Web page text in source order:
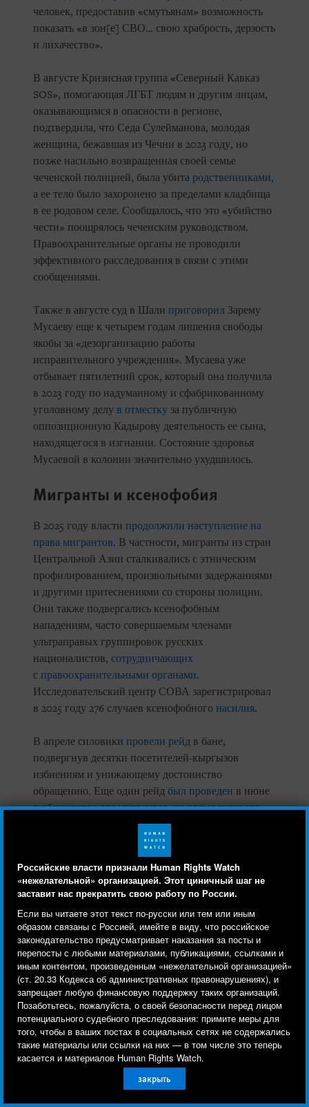
Российские власти признали Human Rights Watch
«нежелательной» организацией. Этот циничный шаг не
заставит нас прекратить свою работу по России.
Если вы читаете этот текст по-русски или тем или иным
образом связаны с Россией, имейте в виду, что российское
законодательство предусматривает наказания за посты и
перепосты с любыми материалами, публикациями, ссылками и
иным контентом, произведенным «нежелательной организацией»
(ст. 20.33 Кодекса об административных правонарушениях), и
запрещает любую финансовую поддержку таких организаций.
Позаботьтесь, пожалуйста, о своей безопасности перед лицом
потенциального судебного преследования: примите меры для
того, чтобы в ваших постах в социальных сетях не содержались
такие материалы или ссылки на них — в том числе это теперь
касается и материалов Human Rights Watch.
закрыть
человек, предоставив «смутьянам» возможность
показать «в зон[е] СВО… свою храбрость, дерзость
и лихачество».
В августе Кризисная группа «Северный Кавказ
SOS», помогающая ЛГБТ людям и другим лицам,
оказывающимся в опасности в регионе,
подтвердила, что Седа Сулейманова, молодая
женщина, бежавшая из Чечни в 2023 году, но
позже насильно возвращенная своей семье
чеченской полицией, была убита родственниками,
а ее тело было захоронено за пределами кладбища
в ее родовом селе. Сообщалось, что это «убийство
чести» поощрялось чеченским руководством.
Правоохранительные органы не проводили
эффективного расследования в связи с этими
сообщениями.
Также в августе суд в Шали приговорил Зарему
Мусаеву еще к четырем годам лишения свободы
якобы за «дезорганизацию работы
исправительного учреждения». Мусаева уже
отбывает пятилетний срок, который она получила
в 2023 году по надуманному и сфабрикованному
уголовному делу в отместку за публичную
оппозиционную Кадырову деятельность ее сына,
находящегося в изгнании. Состояние здоровья
Мусаевой в колонии значительно ухудшилось.
Мигранты и ксенофобия
В 2025 году власти продолжили наступление на
права мигрантов. В частности, мигранты из стран
Центральной Азии сталкивались с этническим
профилированием, произвольными задержаниями
и другими притеснениями со стороны полиции.
Они также подвергались ксенофобным
нападениям, часто совершаемым членами
ультраправых группировок русских
националистов, сотрудничающих
с правоохранительными органами.
Исследовательский центр СОВА зарегистрировал
в 2025 году 276 случаев ксенофобного насилия.
В апреле силовики провели рейд в бане,
подвергнув десятки посетителей-кыргызов
избиениям и унижающему достоинство
обращению. Еще один рейд был проведен в июне
в общежитии для мигрантов, во время которого
полицейские пинали и оскорбляли жильцов, в
основном граждан Узбекистана. Также в июне
силовики убили двух граждан Азербайджана и
причинили телесные повреждения еще
нескольким в ходерейдав жилых домах в
азербайджанской общины.
Силовики регулярно проводили карательные
рейды в мечетях — например, в январе 2025 годав
Сургуте, в апрелев Московской области , в маев
Москвеи в июнев Твери. Часто эти
рейдысопровождалисотрудники военкоматов,
которыевручали повесткисобравшимся для
совместной молитвы мужчинам.
В феврале вступил в силузакон, создающий
Human Rights Watch cookie preferences
Мы используем файлы cookie, технологии
отслеживания и сторонние аналитические
инструменты, чтобы лучше понять, кто посещает
сайт, и улучшить ваш опыт взаимодействия с ним.
Используя наш сайт, вы соглашаетесь с этим.
Ознакомьтесь с нашей политикой
конфиденциальности,чтобы узнать, для чего
используются файлы cookie и как изменить ваши
настройки.